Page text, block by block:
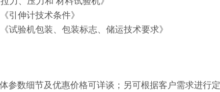
引伸计技术条件》
试验机包装、包装标志、储运技术要求》
参数细节及优惠价格可详谈；另可根据客户需求进行